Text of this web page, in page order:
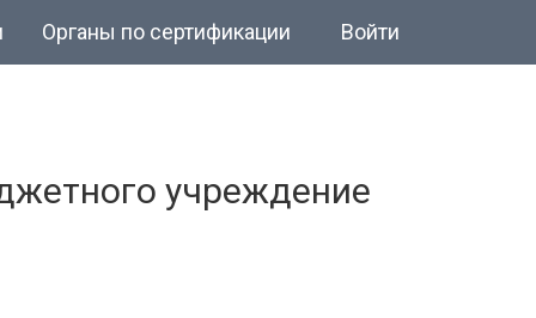
Органы по сертификации Войти
учреждение